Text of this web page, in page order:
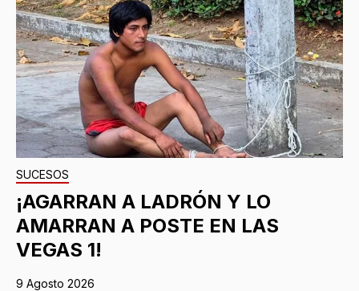
SUCESOS
¡AGARRAN A LADRÓN Y LO
AMARRAN A POSTE EN LAS
VEGAS 1!
9 Agosto 2026